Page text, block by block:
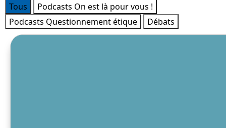
Tous
Podcasts On est là pour vous !
Podcasts Questionnement étique
Débats